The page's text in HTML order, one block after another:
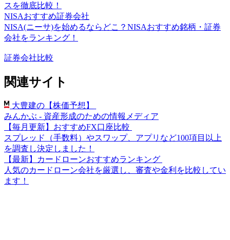
スを徹底比較！
NISAおすすめ証券会社
NISA(ニーサ)を始めるならどこ？NISAおすすめ銘柄・証券
会社をランキング！
証券会社比較
関連サイト
大豊建の【株価予想】
みんかぶ - 資産形成のための情報メディア
【毎月更新】おすすめFX口座比較
スプレッド（手数料）やスワップ、アプリなど100項目以上
を調査し決定しました！
【最新】カードローンおすすめランキング
人気のカードローン会社を厳選し、審査や金利を比較してい
ます！